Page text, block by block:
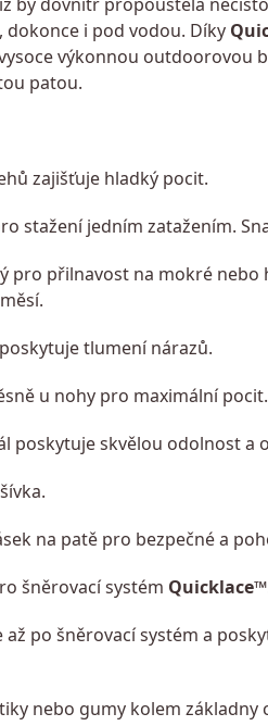
i pod vodou. Díky
výkonnou outdoorovou
patou.
zajišťuje hladký pocit.
stažení jedním zatažením.
pro přilnavost na mokré nebo
tlumení nárazů.
u nohy pro maximální pocit.
poskytuje skvělou odolnost a
na patě pro bezpečné a
šněrovací systém Quicklace™
po šněrovací systém a
nebo gumy kolem